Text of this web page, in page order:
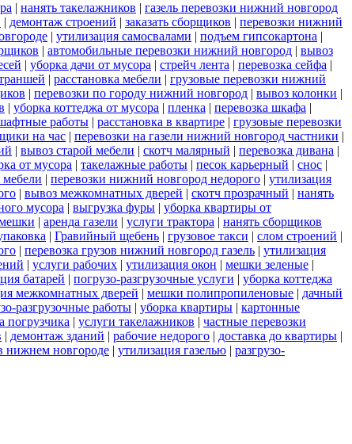
| нанять такелажников | газель перевозки нижний новгород
| демонтаж строений | заказать сборщиков | перевозки нижний
| утилизация самосвалами | подъем гипсокартона |
| автомобильные перевозки нижний новгород | вывоз
| уборка дачи от мусора | стрейч лента | перевозка сейфа |
| расстановка мебели | грузовые перевозки нижний
| перевозки по городу нижний новгород | вывоз колонки |
| уборка коттеджа от мусора | пленка | перевозка шкафа |
работы | расстановка в квартире | грузовые перевозки
на час | перевозки на газели нижний новгород частники |
| вывоз старой мебели | скотч малярный | перевозка дивана |
от мусора | такелажные работы | песок карьерный | снос |
| перевозки нижний новгород недорого | утилизация
| вывоз межкомнатных дверей | скотч прозрачный | нанять
мусора | выгрузка фуры | уборка квартиры от
| аренда газели | услуги трактора | нанять сборщиков
| Гравийный щебень | грузовое такси | слом строений |
| перевозка грузов нижний новгород газель | утилизация
| услуги рабочих | утилизация окон | мешки зеленые |
батарей | погрузо-разгрузочные услуги | уборка коттеджа
межкомнатных дверей | мешки полипропиленовые | дачный
разгрузочные работы | уборка квартиры | картонные
погрузчика | услуги такелажников | частные перевозки
| демонтаж зданий | рабочие недорого | доставка до квартиры |
нижнем новгороде | утилизация газелью | разгрузо-